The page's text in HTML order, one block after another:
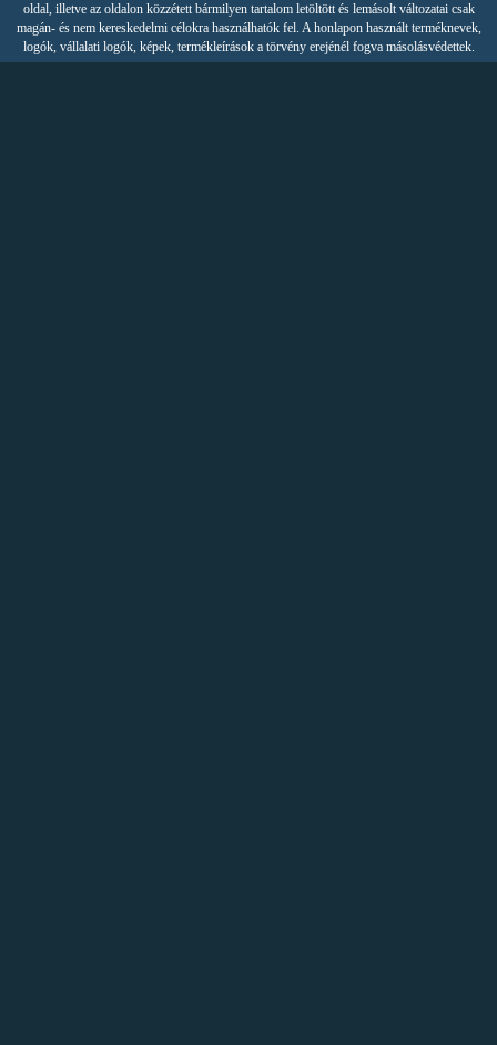
oldal, illetve az oldalon közzétett bármilyen tartalom letöltött és lemásolt változatai csak
magán- és nem kereskedelmi célokra használhatók fel. A honlapon használt terméknevek,
logók, vállalati logók, képek, termékleírások a törvény erejénél fogva másolásvédettek.